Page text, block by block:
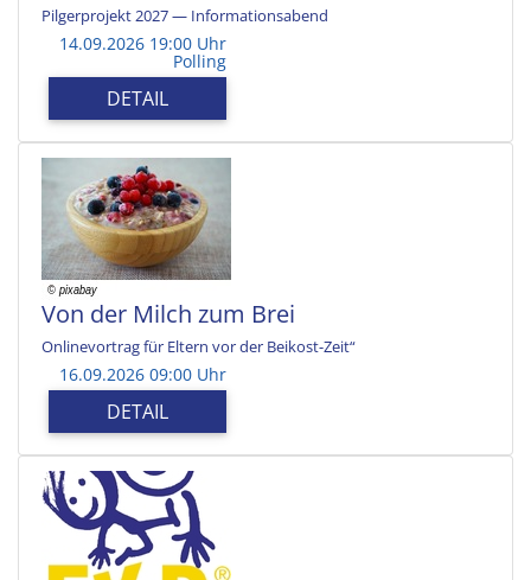
Pilgerprojekt 2027 — Informationsabend
14.09.2026 19:00 Uhr
Polling
DETAIL
Von der Milch zum Brei
Onlinevortrag für Eltern vor der Beikost-Zeit“
16.09.2026 09:00 Uhr
DETAIL